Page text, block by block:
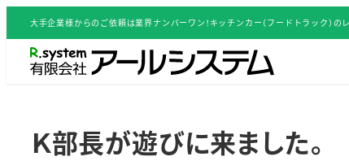
イ
大手企業様からのご依頼は業界ナンバーワン！キッチンカー（フードトラック）の
Ｋ部長が遊びに来ました。